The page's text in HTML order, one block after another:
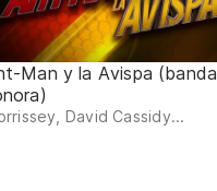
Man y la Avispa (banda
David Cassidy...